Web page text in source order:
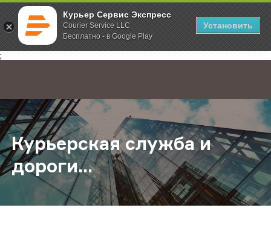
Курьер Сервис Экспресс
Courier Service LLC
Бесплатно - в Google Play
Установить
;
Главная О компании Новости Курьерская служба и дороги...
Курьерская служба и
дороги...